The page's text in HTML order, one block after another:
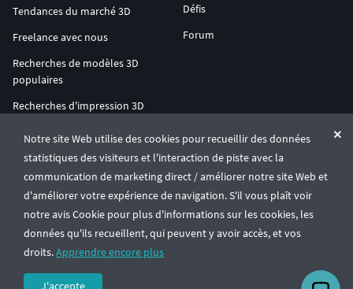
Notre site Web utilise des cookies pour recueillir des données
statistiques des visiteurs et l'interaction de piste avec la
communication de marketing direct / améliorer notre site Web et
d'améliorer votre expérience de navigation. S'il vous plaît voir
notre avis Cookie pour plus d'informations sur les cookies, les
données qu'ils recueillent, qui peuvent y avoir accès, et vos
droits.Apprendre encore plus
J'accepte
Tendances du marché 3D
Freelance avec nous
Recherches de modèles 3D
populaires
Recherches d'impression 3D
Défis
Forum
ENTERPRISE 3D AT SCALE
© CGTrader 2011-2026
UAB CGTrader, Antakalnio st. 17, Vilnius, Lithuania
Conditions généralesConfidentialité🇫🇷 Français